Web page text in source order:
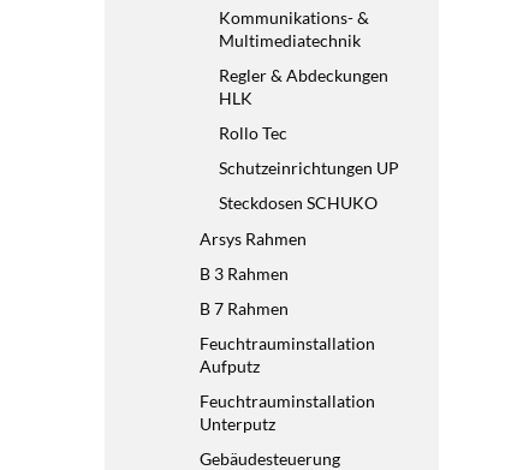
Kommunikations- &
Multimediatechnik
Regler & Abdeckungen
HLK
Rollo Tec
Schutzeinrichtungen UP
Steckdosen SCHUKO
Arsys Rahmen
B 3 Rahmen
B 7 Rahmen
Feuchtrauminstallation
Aufputz
Feuchtrauminstallation
Unterputz
Gebäudesteuerung